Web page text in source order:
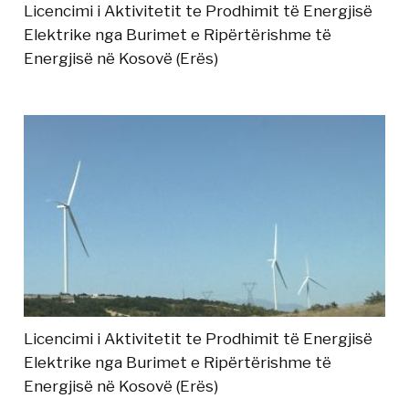
Licencimi i Aktivitetit te Prodhimit të Energjisë
Elektrike nga Burimet e Ripërtërishme të
Energjisë në Kosovë (Erës)
Licencimi i Aktivitetit te Prodhimit të Energjisë
Elektrike nga Burimet e Ripërtërishme të
Energjisë në Kosovë (Erës)